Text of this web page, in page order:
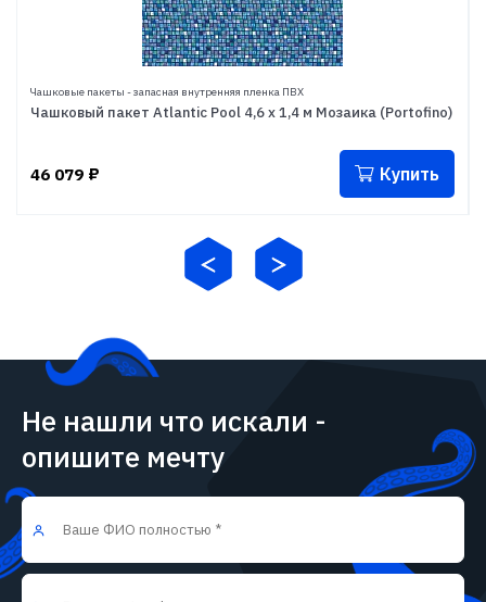
Чашковые пакеты - запасная внутренняя пленка ПВХ
Чашковый пакет Atlantic Pool 4,6 х 1,4 м Мозаика (Portofino)
46 079 ₽ Купить
Не нашли что искали -
опишите мечту